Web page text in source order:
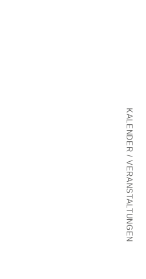
KALENDER / VERANSTALTUNGEN